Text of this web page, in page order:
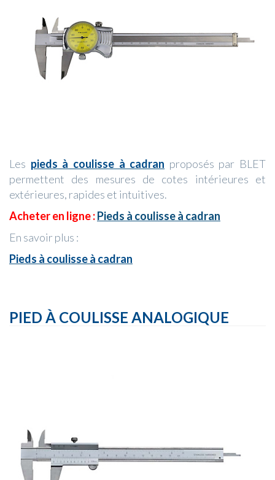
Les pieds à coulisse à cadran proposés par BLET
permettent des mesures de cotes intérieures et
extérieures, rapides et intuitives.
Acheter en ligne :Pieds à coulisse à cadran
En savoir plus :
Pieds à coulisse à cadran
PIED À COULISSE ANALOGIQUE